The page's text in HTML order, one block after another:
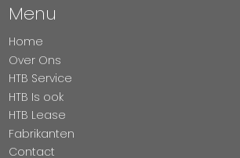
Menu
Home
Over Ons
HTB Service
HTB Is ook
HTB Lease
Fabrikanten
Contact